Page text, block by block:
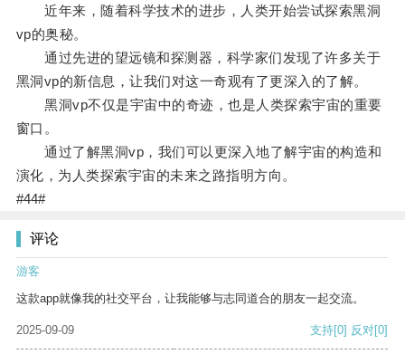
近年来，随着科学技术的进步，人类开始尝试探索黑洞
vp的奥秘。
通过先进的望远镜和探测器，科学家们发现了许多关于
黑洞vp的新信息，让我们对这一奇观有了更深入的了解。
黑洞vp不仅是宇宙中的奇迹，也是人类探索宇宙的重要
窗口。
通过了解黑洞vp，我们可以更深入地了解宇宙的构造和
演化，为人类探索宇宙的未来之路指明方向。
#44#
评论
游客
这款app就像我的社交平台，让我能够与志同道合的朋友一起交流。
2025-09-09 支持[0] 反对[0]